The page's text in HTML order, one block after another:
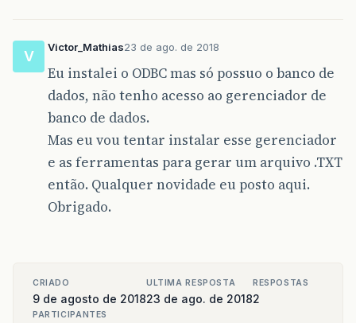
V
Victor_Mathias23 de ago. de 2018
Eu instalei o ODBC mas só possuo o banco de
dados, não tenho acesso ao gerenciador de
banco de dados.
Mas eu vou tentar instalar esse gerenciador
e as ferramentas para gerar um arquivo .TXT
então. Qualquer novidade eu posto aqui.
Obrigado.
CRIADO
9 de agosto de 2018
ULTIMA RESPOSTA
23 de ago. de 2018
RESPOSTAS
2
PARTICIPANTES